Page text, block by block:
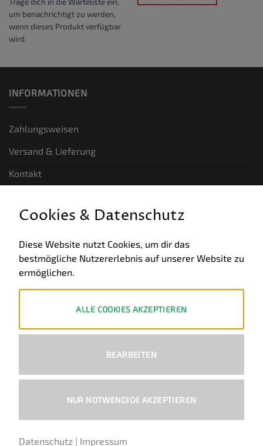
um benachrichtigt zu werden,
wenn dieses Produkt verfügbar
wird.
INFORMATIONEN
Zahlungsweisen
Versand & Lieferung
Kontakt
Allgemeine Geschäftsbedingungen
Datenschutz
PayPal Visa MasterCard
Bank
Deutsch
Cookies & Datenschutz
Diese Website nutzt Cookies, um dir das
bestmögliche Nutzererlebnis auf unserer Website zu
ermöglichen.
ALLE COOKIES AKZEPTIEREN
BEARBEITEN
NUR NOTWENDIGE AKZEPTIEREN
Datenschutz | Impressum